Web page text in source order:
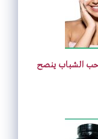
وحب الشباب ينصح